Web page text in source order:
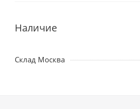
Наличие
Склад Москва